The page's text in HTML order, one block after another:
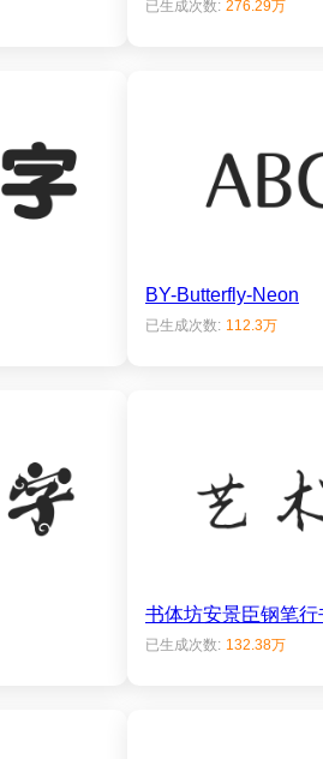
已生成次数: 276.29万
BY-Butterfly-Neon
已生成次数: 112.3万
书体坊安景臣钢笔行
已生成次数: 132.38万